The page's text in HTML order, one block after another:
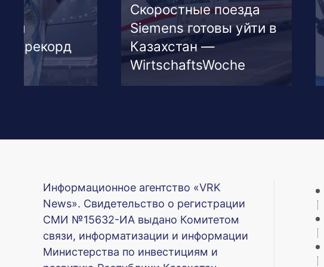
рекорд
Скоростные поезда
Siemens готовы уйти в
Казахстан —
WirtschaftsWoche
Информационное агентство «VRK
News». Свидетельство о регистрации
СМИ №15632-ИА выдано Комитетом
связи, информатизации и информации
Министерства по инвестициям и